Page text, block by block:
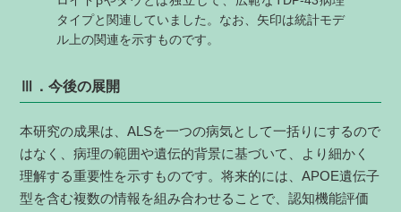
タイプと関連していました。なお、矢印は統計モデ
ル上の関連を示すものです。
Ⅲ．今後の展開
本研究の成果は、ALSを一つの病気として一括りにするので
はなく、病理の範囲や遺伝的背景に基づいて、より細かく
理解する重要性を示すものです。将来的には、APOE遺伝子
型を含む複数の情報を組み合わせることで、認知機能評価